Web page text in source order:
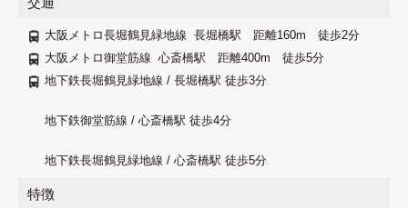
大阪メトロ長堀鶴見緑地線 長堀橋駅 距離160m
徒歩2分
大阪メトロ御堂筋線 心斎橋駅 距離400m
徒歩5分
地下鉄長堀鶴見緑地線 / 長堀橋駅 徒歩3分
地下鉄御堂筋線 / 心斎橋駅 徒歩4分
地下鉄長堀鶴見緑地線 / 心斎橋駅 徒歩5分
特徴